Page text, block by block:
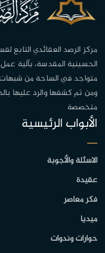
مركز الرصد العقائدي التابع
الحسينية المقدسة، بآلية
متواجد في الساحة من
ومن ثم كشفها والرد عليها
متخصصة
الأبواب الرئيسية
الاسئلة والأجوبة
عقيدة
فكر معاصر
ميديا
حوارات وندوات